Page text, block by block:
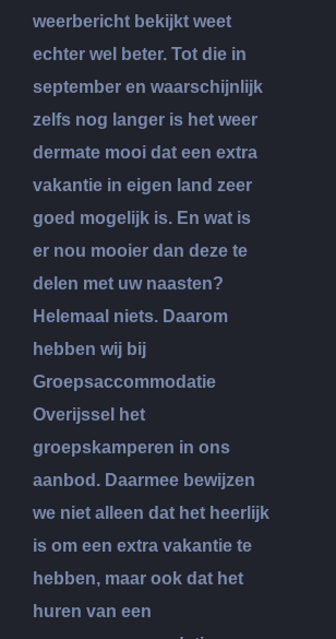
weerbericht bekijkt weet
echter wel beter. Tot die in
september en waarschijnlijk
zelfs nog langer is het weer
dermate mooi dat een extra
vakantie in eigen land zeer
goed mogelijk is. En wat is
er nou mooier dan deze te
delen met uw naasten?
Helemaal niets. Daarom
hebben wij bij
Groepsaccommodatie
Overijssel het
groepskamperen in ons
aanbod. Daarmee bewijzen
we niet alleen dat het heerlijk
is om een extra vakantie te
hebben, maar ook dat het
huren van een